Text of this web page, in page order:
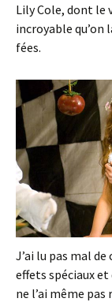
Lily Cole, dont le
incroyable
fées.
J’ai lu pas mal
effets spéciaux
ne l’ai même pas